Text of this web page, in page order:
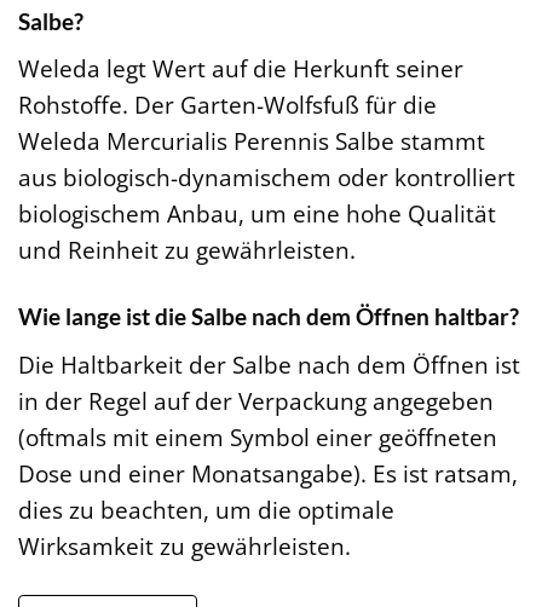
Salbe?
Weleda legt Wert auf die Herkunft seiner
Rohstoffe. Der Garten-Wolfsfuß für die
Weleda Mercurialis Perennis Salbe stammt
aus biologisch-dynamischem oder kontrolliert
biologischem Anbau, um eine hohe Qualität
und Reinheit zu gewährleisten.
Wie lange ist die Salbe nach dem Öffnen haltbar?
Die Haltbarkeit der Salbe nach dem Öffnen ist
in der Regel auf der Verpackung angegeben
(oftmals mit einem Symbol einer geöffneten
Dose und einer Monatsangabe). Es ist ratsam,
dies zu beachten, um die optimale
Wirksamkeit zu gewährleisten.